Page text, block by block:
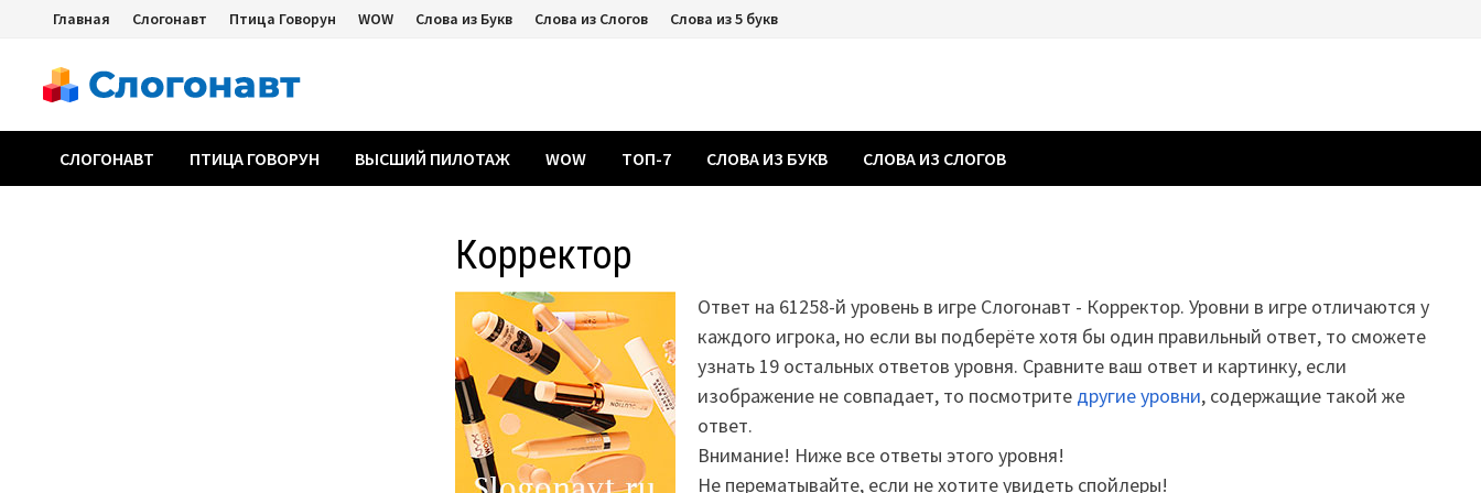
Перейти
содержимому
Главная Слогонавт Птица Говорун WOW Слова из Букв Слова из Слогов Слова из 5 букв
СЛОГОНАВТ ПТИЦА ГОВОРУН ВЫСШИЙ ПИЛОТАЖ WOW ТОП-7 СЛОВА ИЗ БУКВ СЛОВА ИЗ СЛОГОВ
Корректор
Ответ на 61258-й уровень в игре Слогонавт - Корректор. Уровни в игре отличаются у
каждого игрока, но если вы подберёте хотя бы один правильный ответ, то сможете
узнать 19 остальных ответов уровня. Сравните ваш ответ и картинку, если
изображение не совпадает, то посмотрите другие уровни, содержащие такой же
ответ.
Внимание! Ниже все ответы этого уровня!
Не перематывайте, если не хотите увидеть спойлеры!